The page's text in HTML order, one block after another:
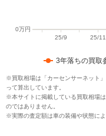
3年落ちの買取
※買取相場は「カーセンサーネット
って算出しています。
※本サイトに掲載している買取相場
のではありません。
※実際の査定額は車の装備や状態によ